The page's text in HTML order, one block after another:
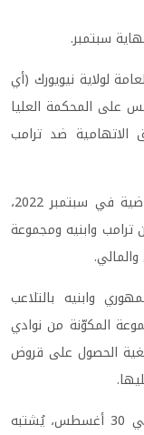
سبتمبر.
لولاية نيويورك (أي
على المحكمة العليا
الاتهامية ضد ترامب
ويأتي ذلك لدعم الشكوى التي قدمتها القاضية في سبتمبر 2022،
مليون دولار من ترامب وابنيه ومجموعة
وابنيه بالتلاعب
المكوّنة من نوادي
الحصول على قروض
ووفق وثائق قضائية كشفت عنها جيمس في 30 أغسطس، يُشتبه